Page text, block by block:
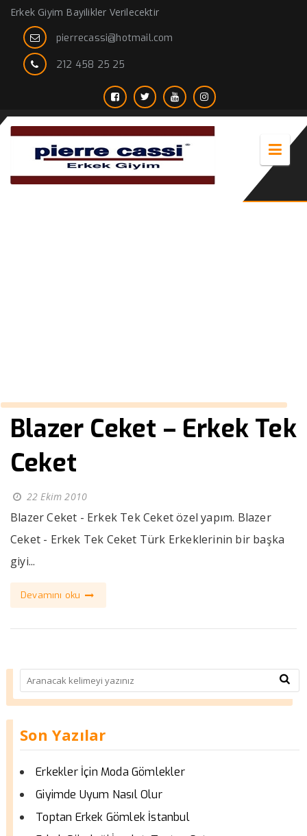
Erkek Giyim Bayilikler Verilecektir
pierrecassi@hotmail.com
212 458 25 25
Blazer Ceket – Erkek Tek
Ceket
22 Ekim 2010
Blazer Ceket - Erkek Tek Ceket özel yapım. Blazer
Ceket - Erkek Tek Ceket Türk Erkeklerinin bir başka
giyi...
Devamını oku
Son Yazılar
Erkekler İçin Moda Gömlekler
Giyimde Uyum Nasıl Olur
Toptan Erkek Gömlek İstanbul